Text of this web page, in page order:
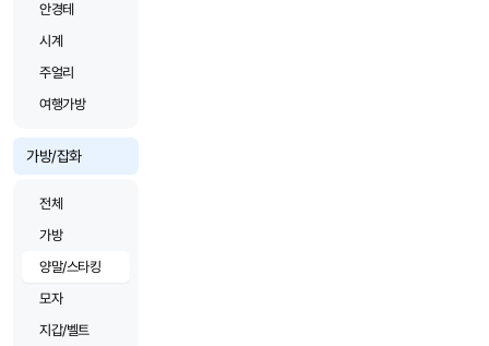
안경테
시계
주얼리
여행가방
가방/잡화
전체
가방
양말/스타킹
모자
지갑/벨트